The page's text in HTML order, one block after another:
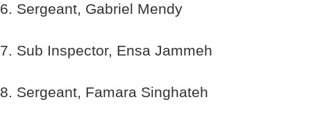
6. Sergeant, Gabriel Mendy
7. Sub Inspector, Ensa Jammeh
8. Sergeant, Famara Singhateh